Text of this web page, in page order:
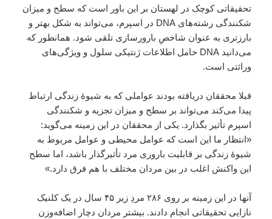
تحقیقاتی کوچک در لهستان بر این باور است که سطح و میزان
شکنندگی رشته‌های DNA در اسپرم، می‌تواند به شکل بهتر و
بارزتری به عنوان شاخصِ بارورسازی تلقی شود. همانطور که
می‌دانید DNA حامل اطلاعات ژنتیکی سلول و ویژگی‌های
وراثتی است.
قبلا محققان دریافته بودند عواملی که به شیوهٔ زندگی ارتباط
پیدا می‌کند می‌تواند بر سطح و میزان تجزیه و شکنندگی
اسپرم تأثیر بگذارد. یکی از محققان در این زمینه می‌گوید:
«انتظار ما این است که عوامل محیطی و عوامل مربوط به
شیوهٔ زندگی بر قابلیت باروری مرد تأثیرگذار باشد، اما سطح
این واکنش اغلب در بین مردان مختلف با هم فرق دارد.»
آنها در این زمینه بر روی ۲۸۶ مردِ زیر ۴۵ سال در یک کلنیک
نازایی تحقیقاتی انجام دادند. بیشتر مردان دچار اضافه‌وزن